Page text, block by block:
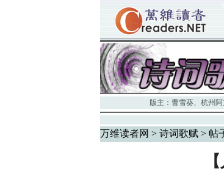
版主： 曹雪葵、 杭州阿
万维读者网 > 诗词歌赋> 帖